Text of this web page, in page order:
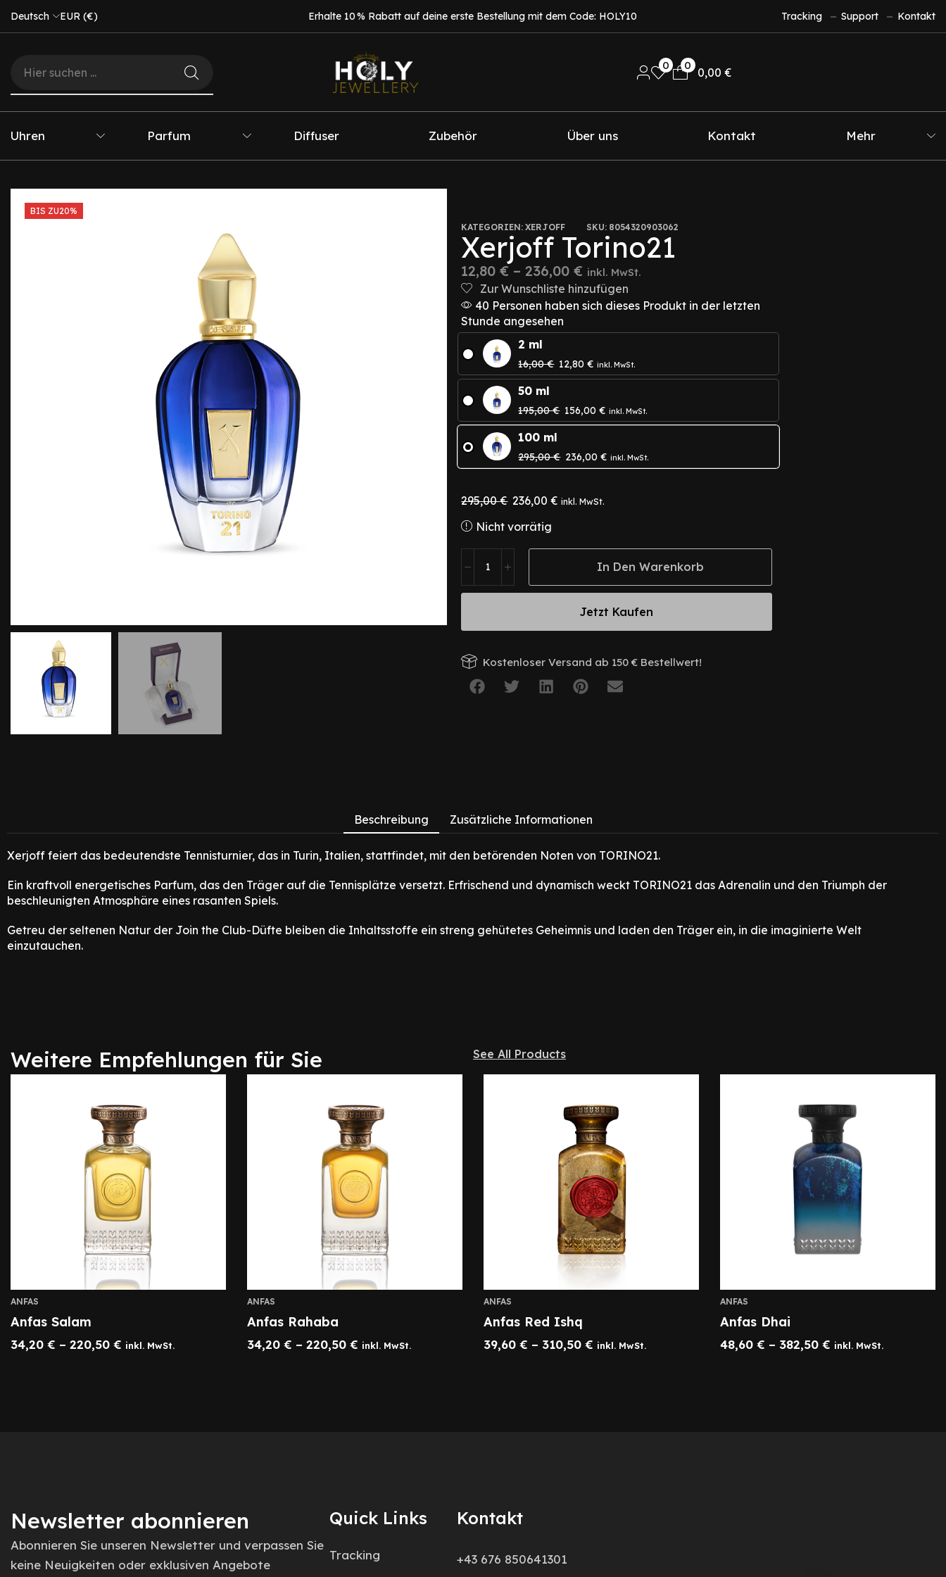
Deutsch EUR (€) Erhalte 10 % Rabatt auf deine erste Bestellung mit dem Code: HOLY10 Tracking Support Kontakt
0 0
0,00 €
Uhren Parfum Diffuser Zubehör Über uns Kontakt Mehr
BIS ZU20%
KATEGORIEN: XERJOFF SKU: 8054320903062
Xerjoff Torino21
12,80€ –236,00€ inkl. MwSt.
Zur Wunschliste hinzufügen
40 Personen haben sich dieses Produkt in der letzten
Stunde angesehen
2 ml
16,00€ 12,80€ inkl. MwSt.
50 ml
195,00€ 156,00€ inkl. MwSt.
100 ml
295,00€ 236,00€ inkl. MwSt.
295,00€ 236,00€ inkl. MwSt.
Nicht vorrätig
In Den Warenkorb
Jetzt Kaufen
Kostenloser Versand ab 150 € Bestellwert!
Beschreibung Zusätzliche Informationen
Xerjoff feiert das bedeutendste Tennisturnier, das in Turin, Italien, stattfindet, mit den betörenden Noten von TORINO21.
Ein kraftvoll energetisches Parfum, das den Träger auf die Tennisplätze versetzt. Erfrischend und dynamisch weckt TORINO21 das Adrenalin und den Triumph der
beschleunigten Atmosphäre eines rasanten Spiels.
Getreu der seltenen Natur der Join the Club-Düfte bleiben die Inhaltsstoffe ein streng gehütetes Geheimnis und laden den Träger ein, in die imaginierte Welt
einzutauchen.
Weitere Empfehlungen für Sie See All Products
ANFAS
Anfas Salam
34,20 € – 220,50 € inkl. MwSt.
ANFAS
Anfas Rahaba
34,20 € – 220,50 € inkl. MwSt.
ANFAS
Anfas Red Ishq
39,60 € – 310,50 € inkl. MwSt.
ANFAS
Anfas Dhai
48,60 € – 382,50 € inkl. MwSt.
Newsletter abonnieren
Abonnieren Sie unseren Newsletter und verpassen Sie
keine Neuigkeiten oder exklusiven Angebote
Quick Links
Tracking
Kontakt
+43 676 850641301